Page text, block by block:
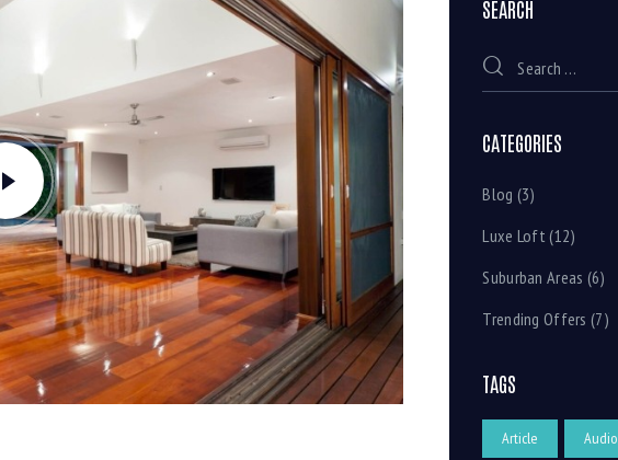
SEARCH
CATEGORIES
Blog (3)
Luxe Loft (12)
Suburban Areas (6)
Trending Offers (7)
TAGS
Article Audio